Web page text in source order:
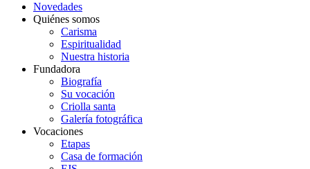
Novedades
Quiénes somos
Carisma
Espiritualidad
Nuestra historia
Fundadora
Biografía
Su vocación
Criolla santa
Galería fotográfica
Vocaciones
Etapas
Casa de formación